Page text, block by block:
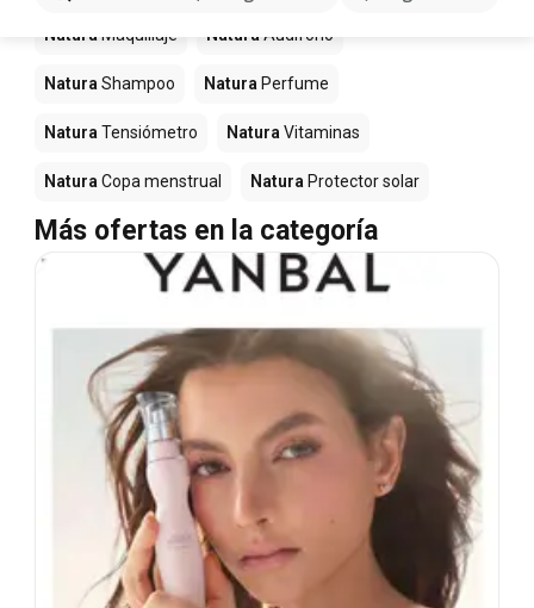
NaturaMaquillaje NaturaAudifono
Natura Shampoo Natura Perfume
Natura Tensiómetro Natura Vitaminas
Natura Copa menstrual Natura Protector solar
Más ofertas en la categoría